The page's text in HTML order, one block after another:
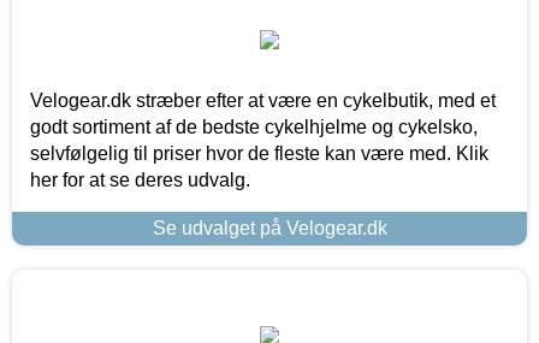
Velogear.dk stræber efter at være en cykelbutik, med et
godt sortiment af de bedste cykelhjelme og cykelsko,
selvfølgelig til priser hvor de fleste kan være med. Klik
her for at se deres udvalg.
Se udvalget på Velogear.dk